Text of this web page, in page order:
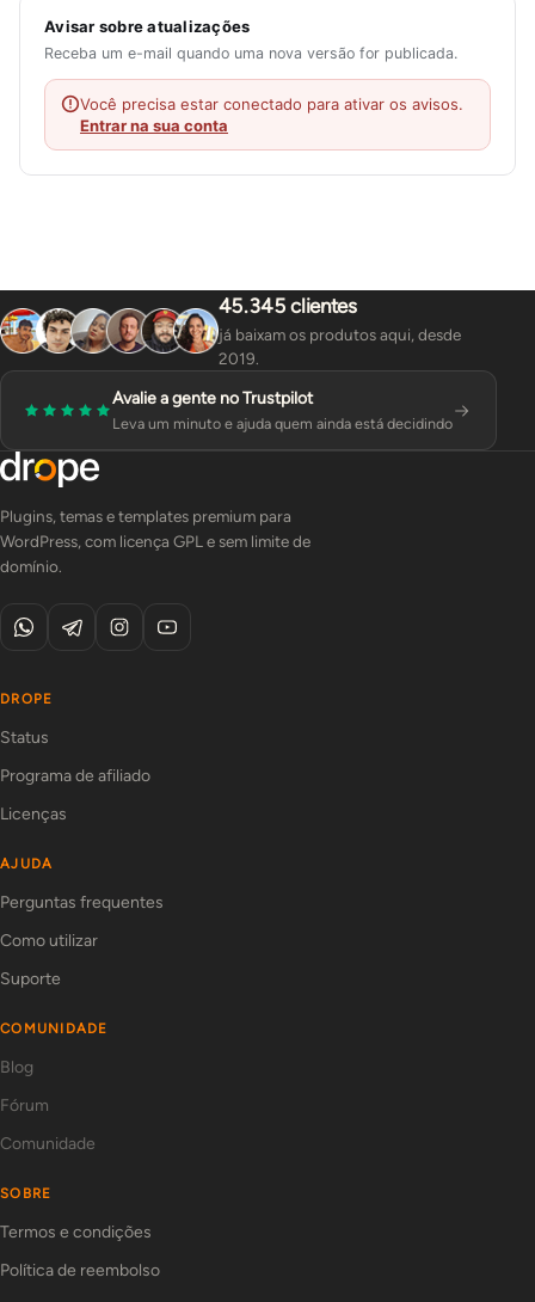
Avisar sobre atualizações
Receba um e-mail quando uma nova versão for publicada.
Você precisa estar conectado para ativar os avisos.
Entrar na sua conta
45.345 clientes
já baixam os produtos aqui, desde
2019.
Avalie a gente no Trustpilot
Leva um minuto e ajuda quem ainda está decidindo
Plugins, temas e templates premium para
WordPress, com licença GPL e sem limite de
domínio.
DROPE
Status
Programa de afiliado
Licenças
AJUDA
Perguntas frequentes
Como utilizar
Suporte
COMUNIDADE
Blog
Fórum
Comunidade
SOBRE
Termos e condições
Política de reembolso